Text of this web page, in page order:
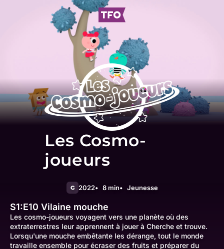
Les Cosmo-
joueurs
G 2022 8 min Jeunesse
S1:E10 Vilaine mouche
Les cosmo-joueurs voyagent vers une planète où des
extraterrestres leur apprennent à jouer à Cherche et trouve.
Lorsqu'une mouche embêtante les dérange, tout le monde
travaille ensemble pour écraser des fruits et préparer du